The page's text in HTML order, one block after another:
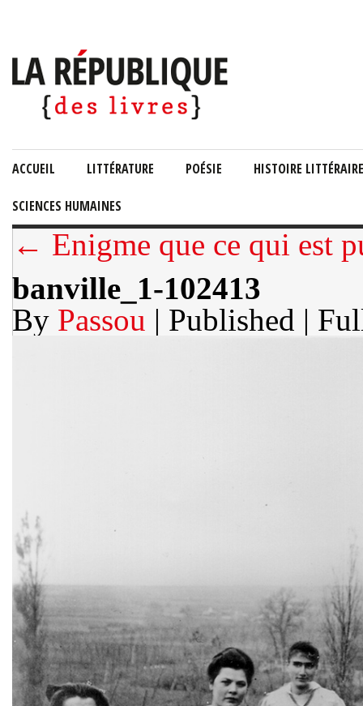
ACCUEIL LITTÉRATURE POÉSIE HISTOIRE LITTÉRAIRE
SCIENCES HUMAINES
← Enigme que ce qui est
banville_1-102413
By Passou | Published |